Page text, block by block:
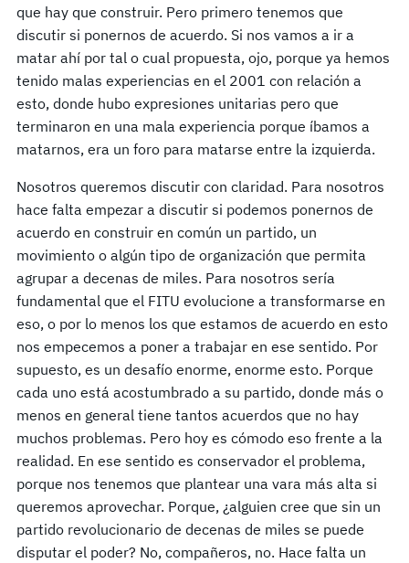
que hay que construir. Pero primero tenemos que
discutir si ponernos de acuerdo. Si nos vamos a ir a
matar ahí por tal o cual propuesta, ojo, porque ya hemos
tenido malas experiencias en el 2001 con relación a
esto, donde hubo expresiones unitarias pero que
terminaron en una mala experiencia porque íbamos a
matarnos, era un foro para matarse entre la izquierda.
Nosotros queremos discutir con claridad. Para nosotros
hace falta empezar a discutir si podemos ponernos de
acuerdo en construir en común un partido, un
movimiento o algún tipo de organización que permita
agrupar a decenas de miles. Para nosotros sería
fundamental que el FITU evolucione a transformarse en
eso, o por lo menos los que estamos de acuerdo en esto
nos empecemos a poner a trabajar en ese sentido. Por
supuesto, es un desafío enorme, enorme esto. Porque
cada uno está acostumbrado a su partido, donde más o
menos en general tiene tantos acuerdos que no hay
muchos problemas. Pero hoy es cómodo eso frente a la
realidad. En ese sentido es conservador el problema,
porque nos tenemos que plantear una vara más alta si
queremos aprovechar. Porque, ¿alguien cree que sin un
partido revolucionario de decenas de miles se puede
disputar el poder? No, compañeros, no. Hace falta un